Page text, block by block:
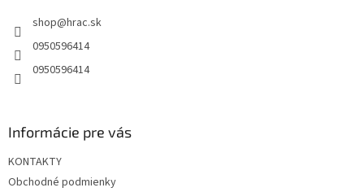
shop@hrac.sk
0950596414
0950596414
Informácie pre vás
KONTAKTY
Obchodné podmienky